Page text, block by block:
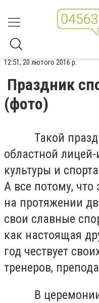
12:51, 20 лютого 2016 р.
Праздник
(фото)
Такой
областной
культуры и
А все потому, что
на протяжении
свои славные
как настоящая
год чествует
тренеров,
В церемонии